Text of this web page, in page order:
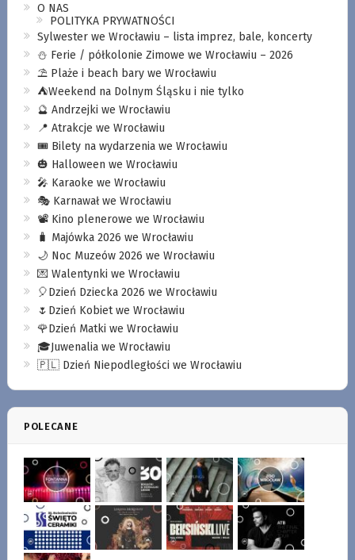
O NAS
POLITYKA PRYWATNOŚCI
Sylwester we Wrocławiu – lista imprez, bale, koncerty
⛄️ Ferie / półkolonie Zimowe we Wrocławiu – 2026
⛱️ Plaże i beach bary we Wrocławiu
⛺️Weekend na Dolnym Śląsku i nie tylko
🔮 Andrzejki we Wrocławiu
📍 Atrakcje we Wrocławiu
🎟️ Bilety na wydarzenia we Wrocławiu
🎃 Halloween we Wrocławiu
🎤 Karaoke we Wrocławiu
🎭 Karnawał we Wrocławiu
📽️ Kino plenerowe we Wrocławiu
🧳 Majówka 2026 we Wrocławiu
🌙 Noc Muzeów 2026 we Wrocławiu
💌 Walentynki we Wrocławiu
🎈Dzień Dziecka 2026 we Wrocławiu
🌷Dzień Kobiet we Wrocławiu
🌹Dzień Matki we Wrocławiu
🎓Juwenalia we Wrocławiu
🇵🇱 Dzień Niepodległości we Wrocławiu
POLECANE